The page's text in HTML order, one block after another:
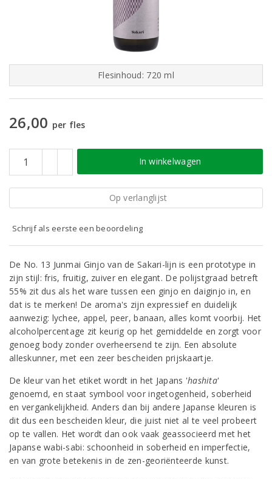
Flesinhoud: 720 ml
26,00 per fles
In winkelwagen
Op verlanglijst
Schrijf als eerste een beoordeling
De No. 13 Junmai Ginjo van de Sakari-lijn is een prototype in
zijn stijl: fris, fruitig, zuiver en elegant. De polijstgraad betreft
55% zit dus als het ware tussen een ginjo en daiginjo in, en
dat is te merken! De aroma's zijn expressief en duidelijk
aanwezig: lychee, appel, peer, banaan, alles komt voorbij. Het
alcoholpercentage zit keurig op het gemiddelde en zorgt voor
genoeg body zonder overheersend te zijn. Een absolute
alleskunner, met een zeer bescheiden prijskaartje.
De kleur van het etiket wordt in het Japans 'hashita'
genoemd, en staat symbool voor ingetogenheid, soberheid
en vergankelijkheid. Anders dan bij andere Japanse kleuren is
dit dus een bescheiden kleur, die juist niet al te veel probeert
op te vallen. Het wordt dan ook vaak geassocieerd met het
Japanse wabi-sabi: schoonheid in soberheid en imperfectie,
en van grote betekenis in de zen-georiënteerde kunst.